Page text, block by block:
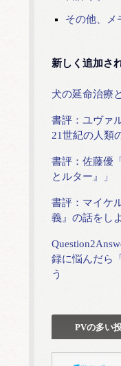
その他、メ
新しく追加さ
犬の延命治療
書評：ユヴァ
21世紀の人類
書評：佐藤優
とルター』」
書評：マイケ
義』の話をし
録に悩んだら
う
PVの多い